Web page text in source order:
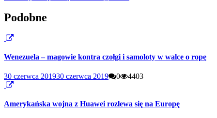
Podobne
Wenezuela – magowie kontra czołgi i samoloty w walce o ropę
30 czerwca 201930 czerwca 2019 0 4403
Amerykańska wojna z Huawei rozlewa się na Europę